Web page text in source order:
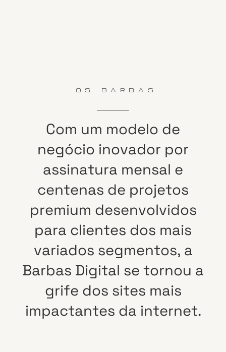
OS BARBAS
Com um modelo de
negócio inovador por
assinatura mensal e
centenas de projetos
premium desenvolvidos
para clientes dos mais
variados segmentos, a
Barbas Digital se tornou a
grife dos sites mais
impactantes da internet.